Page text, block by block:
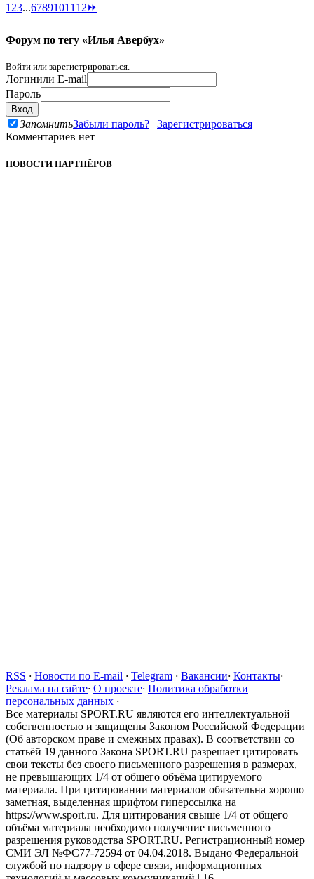
1 23...67891011 12⏩
Форум по тегу «Илья Авербух»
Войти или зарегистрироваться.
Логинили E-mail
Пароль
ЗапомнитьЗабыли пароль? | Зарегистрироваться
Комментариев нет
НОВОСТИ ПАРТНЁРОВ
RSS · Новости по E-mail · Telegram · Вакансии· Контакты·
Реклама на сайте· О проекте· Политика обработки
персональных данных ·
Все материалы SPORT.RU являются его интеллектуальной
собственностью и защищены Законом Российской Федерации
(Об авторском праве и смежных правах). В соответствии со
статьёй 19 данного Закона SPORT.RU разрешает цитировать
свои тексты без своего письменного разрешения в размерах,
не превышающих 1/4 от общего объёма цитируемого
материала. При цитировании материалов обязательна хорошо
заметная, выделенная шрифтом гиперссылка на
https://www.sport.ru. Для цитирования свыше 1/4 от общего
объёма материала необходимо получение письменного
разрешения руководства SPORT.RU. Регистрационный номер
СМИ ЭЛ №ФС77-72594 от 04.04.2018. Выдано Федеральной
службой по надзору в сфере связи, информационных